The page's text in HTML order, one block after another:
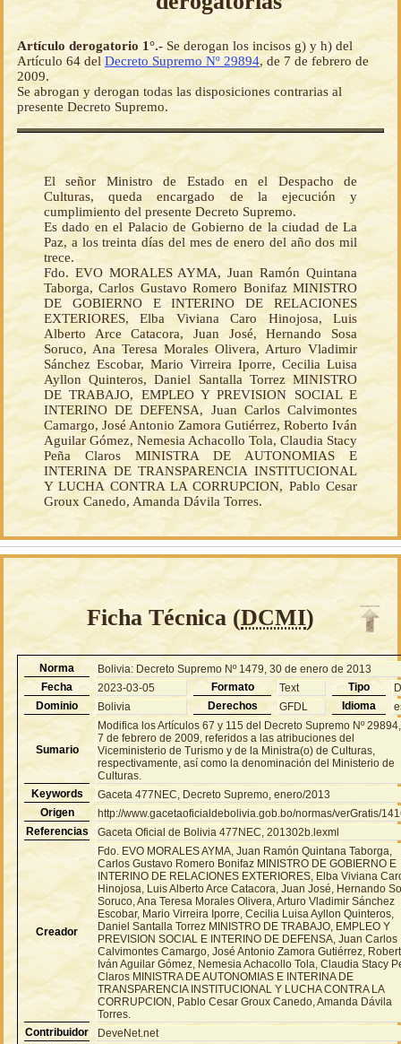
Artículo derogatorio 1°.- Se derogan los incisos g) y h) del
Artículo 64 del Decreto Supremo Nº 29894, de 7 de febrero de
2009.
Se abrogan y derogan todas las disposiciones contrarias al
presente Decreto Supremo.
El señor Ministro de Estado en el Despacho de
Culturas, queda encargado de la ejecución y
cumplimiento del presente Decreto Supremo.
Es dado en el Palacio de Gobierno de la ciudad de La
Paz, a los treinta días del mes de enero del año dos mil
trece.
Fdo. EVO MORALES AYMA, Juan Ramón Quintana
Taborga, Carlos Gustavo Romero Bonifaz MINISTRO
DE GOBIERNO E INTERINO DE RELACIONES
EXTERIORES, Elba Viviana Caro Hinojosa, Luis
Alberto Arce Catacora, Juan José, Hernando Sosa
Soruco, Ana Teresa Morales Olivera, Arturo Vladimir
Sánchez Escobar, Mario Virreira Iporre, Cecilia Luisa
Ayllon Quinteros, Daniel Santalla Torrez MINISTRO
DE TRABAJO, EMPLEO Y PREVISION SOCIAL E
INTERINO DE DEFENSA, Juan Carlos Calvimontes
Camargo, José Antonio Zamora Gutiérrez, Roberto Iván
Aguilar Gómez, Nemesia Achacollo Tola, Claudia Stacy
Peña Claros MINISTRA DE AUTONOMIAS E
INTERINA DE TRANSPARENCIA INSTITUCIONAL
Y LUCHA CONTRA LA CORRUPCION, Pablo Cesar
Groux Canedo, Amanda Dávila Torres.
Ficha Técnica (DCMI)
Norma
Bolivia: Decreto Supremo Nº 1479, 30 de enero de 2013
Fecha
2023-03-05 Formato Text Tipo
Dominio
Bolivia Derechos GFDL Idioma
Sumario
Modifica los Artículos 67 y 115 del Decreto Supremo Nº
7 de febrero de 2009, referidos a las atribuciones del
Viceministerio de Turismo y de la Ministra(o) de Culturas,
respectivamente, así como la denominación del Ministerio de
Culturas.
Keywords
Gaceta 477NEC, Decreto Supremo, enero/2013
Origen
http://www.gacetaoficialdebolivia.gob.bo/normas/verGratis/
Referencias
Gaceta Oficial de Bolivia 477NEC, 201302b.lexml
Creador
Fdo. EVO MORALES AYMA, Juan Ramón Quintana Taborga,
Carlos Gustavo Romero Bonifaz MINISTRO DE GOBIERNO E
INTERINO DE RELACIONES EXTERIORES, Elba Viviana
Hinojosa, Luis Alberto Arce Catacora, Juan José, Hernando
Soruco, Ana Teresa Morales Olivera, Arturo Vladimir Sánchez
Escobar, Mario Virreira Iporre, Cecilia Luisa Ayllon Quinteros,
Daniel Santalla Torrez MINISTRO DE TRABAJO, EMPLEO Y
PREVISION SOCIAL E INTERINO DE DEFENSA, Juan Carlos
Calvimontes Camargo, José Antonio Zamora Gutiérrez,
Iván Aguilar Gómez, Nemesia Achacollo Tola, Claudia Stacy
Claros MINISTRA DE AUTONOMIAS E INTERINA DE
TRANSPARENCIA INSTITUCIONAL Y LUCHA CONTRA LA
CORRUPCION, Pablo Cesar Groux Canedo, Amanda Dávila
Torres.
Contribuidor
DeveNet.net